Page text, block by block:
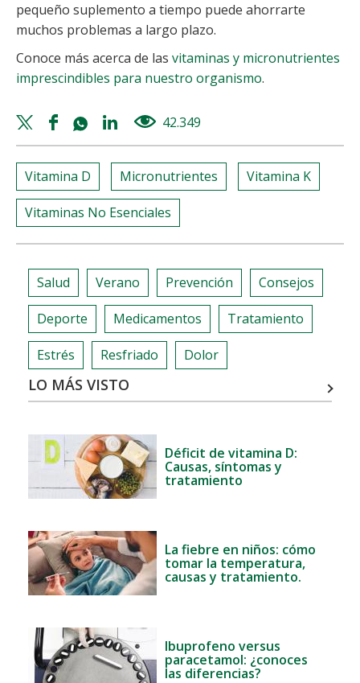
pequeño suplemento a tiempo puede ahorrarte
muchos problemas a largo plazo.
Conoce más acerca de las vitaminas y micronutrientes
imprescindibles para nuestro organismo.
Twitter
share
Facebook
share
Whatsapp
share
Linkedin
share
42.349
Vitamina D Micronutrientes Vitamina K
Vitaminas No Esenciales
Salud Verano Prevención Consejos
Deporte Medicamentos Tratamiento
Estrés Resfriado Dolor
LO MÁS VISTO
Déficit de vitamina D:
Causas, síntomas y
tratamiento
La fiebre en niños: cómo
tomar la temperatura,
causas y tratamiento.
Ibuprofeno versus
paracetamol: ¿conoces
las diferencias?